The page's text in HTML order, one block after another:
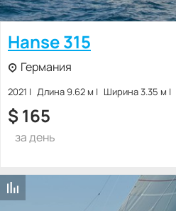
Hanse 315
Германия
2021 Длина 9.62 м Ширина 3.35 м
$ 165
за день